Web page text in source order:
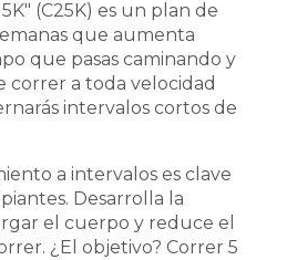
(C25K) es un plan de
que aumenta
que pasas caminando y
correr a toda velocidad
intervalos cortos de
a intervalos es clave
Desarrolla la
el cuerpo y reduce el
¿El objetivo? Correr 5